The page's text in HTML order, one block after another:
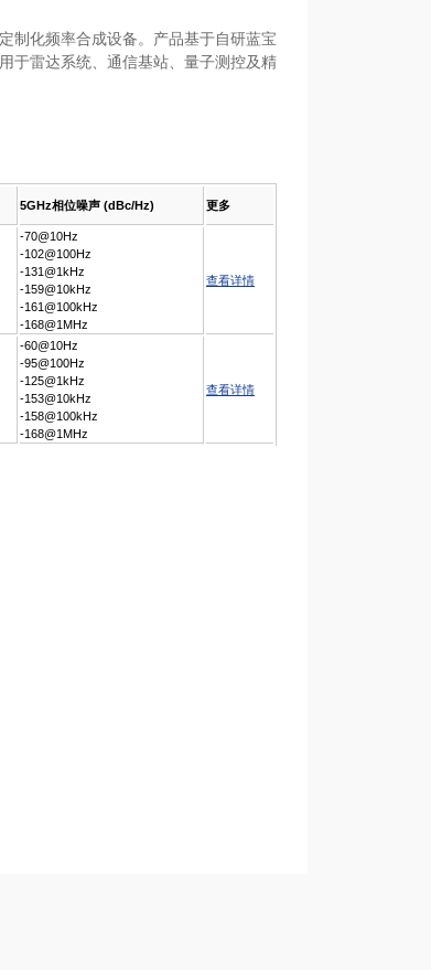
制化频率合成设备。产品基于自研蓝宝
于雷达系统、通信基站、量子测控及精
5GHz相位噪声 (dBc/Hz) 更多
-70@10Hz
-102@100Hz
-131@1kHz
-159@10kHz
-161@100kHz
-168@1MHz
查看详情
-60@10Hz
-95@100Hz
-125@1kHz
-153@10kHz
-158@100kHz
查看详情